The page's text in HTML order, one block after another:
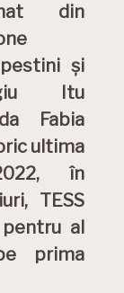
din
și
Itu
Fabia
ultima
în
TESS
al
prima